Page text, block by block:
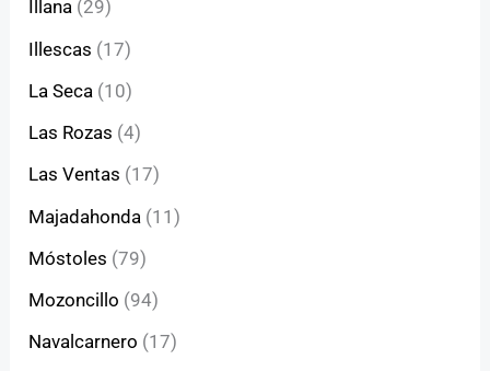
Illana (29)
Illescas (17)
La Seca (10)
Las Rozas (4)
Las Ventas (17)
Majadahonda (11)
Móstoles (79)
Mozoncillo (94)
Navalcarnero (17)